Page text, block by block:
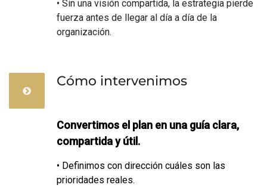
• Sin una visión compartida, la estrategia pierde
fuerza antes de llegar al día a día de la
organización.
Cómo intervenimos
Convertimos el plan en una guía clara,
compartida y útil.
• Definimos con dirección cuáles son las
prioridades reales.